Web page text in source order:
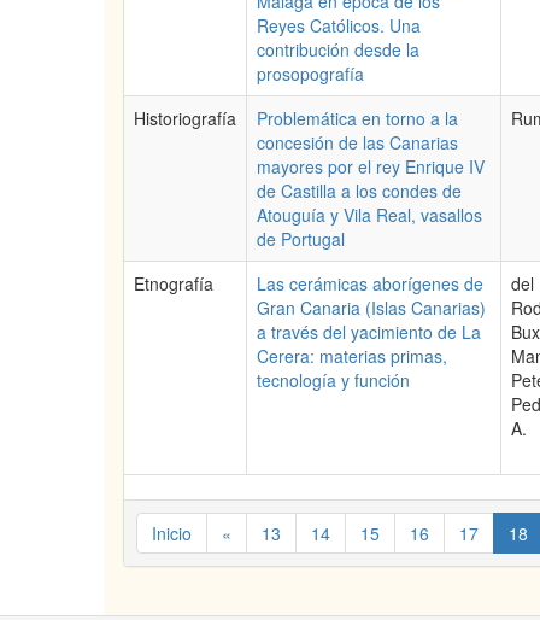
Reyes Católicos. Una
contribución desde la
prosopografía
Historiografía
Problemática en torno a la
concesión de las Canarias
mayores por el rey Enrique IV
de Castilla a los condes de
Atouguía y Vila Real, vasallos
de Portugal
Etnografía
Las cerámicas aborígenes de
Gran Canaria (Islas Canarias)
a través del yacimiento de La
Cerera: materias primas,
tecnología y función
del
A.
Inicio « 13 14 15 16 17 18